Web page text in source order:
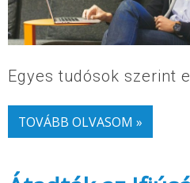
Egyes tudósok szerint
TOVÁBB OLVASOM »